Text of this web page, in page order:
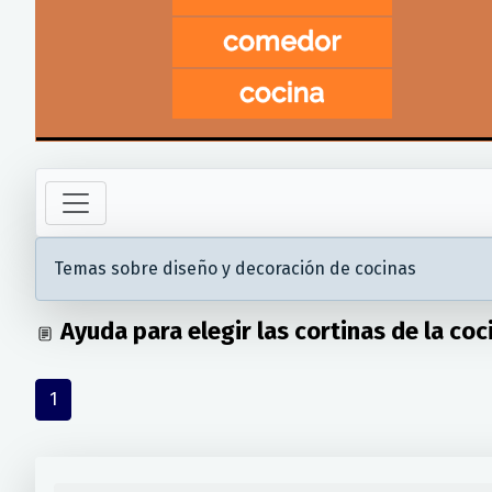
Temas sobre diseño y decoración de cocinas
Ayuda para elegir las cortinas de la
1